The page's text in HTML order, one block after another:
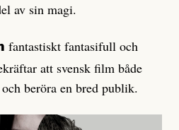
av sin magi.
fantastiskt fantasifull och
att svensk film både
beröra en bred publik.